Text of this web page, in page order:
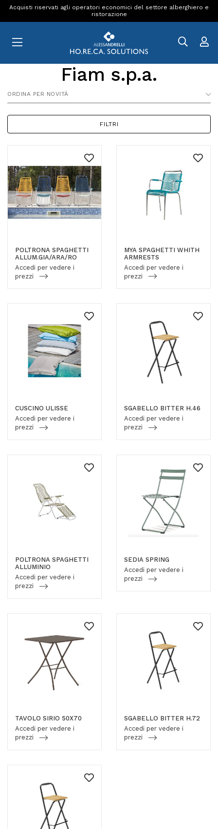
Acquisti riservati agli operatori economici del settore alberghiero e
ristorazione
Fiam s.p.a.
ORDINA PER NOVITÀ
FILTRI
POLTRONA SPAGHETTI
ALLUM.GIA/ARA/RO
Accedi per vedere i
prezzi
MYA SPAGHETTI WHITH
ARMRESTS
Accedi per vedere i
prezzi
CUSCINO ULISSE
Accedi per vedere i
prezzi
SGABELLO BITTER H.46
Accedi per vedere i
prezzi
POLTRONA SPAGHETTI
ALLUMINIO
Accedi per vedere i
prezzi
SEDIA SPRING
Accedi per vedere i
prezzi
TAVOLO SIRIO 50X70
Accedi per vedere i
prezzi
SGABELLO BITTER H.72
Accedi per vedere i
prezzi